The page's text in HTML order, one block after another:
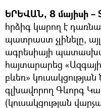
ԵՐԵՎԱՆ, 8 մայիսի –
հրձիգ կարող է
պատրաստ չլինելը,
ագրեսիայի
հայտարարեց
բևեռ»
գլխավորող Գևորգ
(կուսակցության